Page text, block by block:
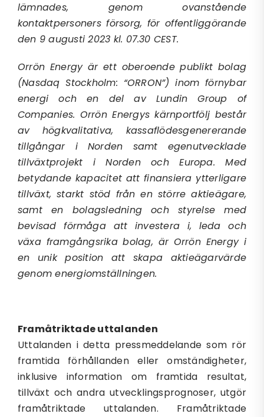
lämnades, genom ovanstående
kontaktpersoners försorg, för offentliggörande
den 9 augusti 2023 kl. 07.30 CEST.
Orrön Energy är ett oberoende publikt bolag
(Nasdaq Stockholm: “ORRON”) inom förnybar
energi och en del av Lundin Group of
Companies. Orrön Energys kärnportfölj består
av högkvalitativa, kassaflödesgenererande
tillgångar i Norden samt egenutvecklade
tillväxtprojekt i Norden och Europa. Med
betydande kapacitet att finansiera ytterligare
tillväxt, starkt stöd från en större aktieägare,
samt en bolagsledning och styrelse med
bevisad förmåga att investera i, leda och
växa framgångsrika bolag, är Orrön Energy i
en unik position att skapa aktieägarvärde
genom energiomställningen.
Framåtriktade uttalanden
Uttalanden i detta pressmeddelande som rör
framtida förhållanden eller omständigheter,
inklusive information om framtida resultat,
tillväxt och andra utvecklingsprognoser, utgör
framåtriktade uttalanden. Framåtriktade